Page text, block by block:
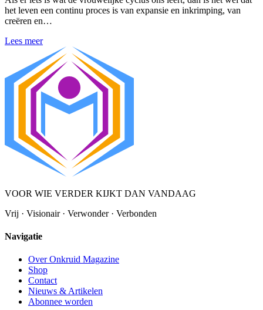
het leven een continu proces is van expansie en inkrimping, van
creëren en…
Lees meer
VOOR WIE VERDER KIJKT DAN VANDAAG
Vrij · Visionair · Verwonder · Verbonden
Navigatie
Over Onkruid Magazine
Shop
Contact
Nieuws & Artikelen
Abonnee worden